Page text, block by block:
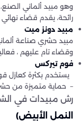
وهو مبيد ألماني
رائحة، يقدم قضاء نهائي
مبيد دونز ميت
مبيد حشري صناعة
وقضاء تام عليهم ، فعالية
فوم تيركس
يستخدم بكثرة كعازل
– حماية متميزة من حشرات.
رش مبيدات في
النمل الأبيض)